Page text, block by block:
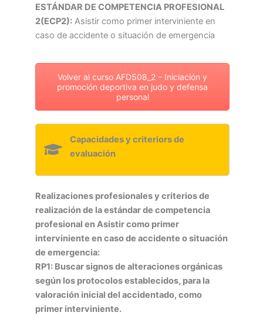
ESTÁNDAR DE COMPETENCIA PROFESIONAL
2(ECP2): Asistir como primer interviniente en
caso de accidente o situación de emergencia
Volver al curso AFD508_2 – Iniciación y
promoción deportiva en judo y defensa
personal
Capacidades y criteriors de
evaluación
Realizaciones profesionales y criterios de
realización de la estándar de competencia
profesional en Asistir como primer
interviniente en caso de accidente o situación
de emergencia:
RP1: Buscar signos de alteraciones orgánicas
según los protocolos establecidos, para la
valoración inicial del accidentado, como
primer interviniente.